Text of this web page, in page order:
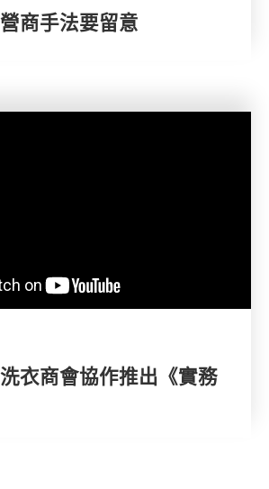
商手法要留意
衣商會協作推出《實務